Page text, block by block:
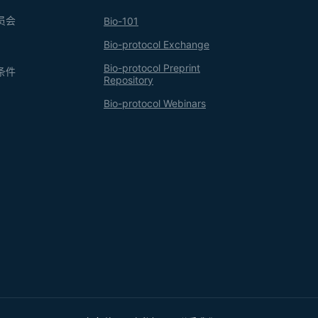
Bio-101
Bio-protocol Exchange
Bio-protocol Preprint
Repository
Bio-protocol Webinars
会
件